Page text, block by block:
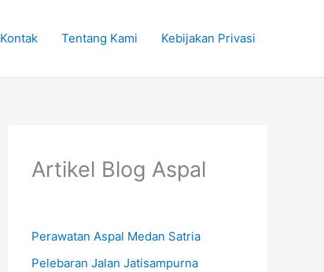
Kontak Tentang Kami Kebijakan Privasi
Artikel Blog Aspal
Perawatan Aspal Medan Satria
Pelebaran Jalan Jatisampurna